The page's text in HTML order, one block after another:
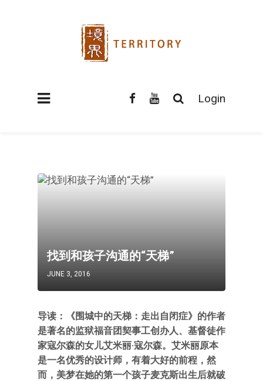
Login
找到和孩子沟通的“天梯”
JUNE 3, 2016
导读：《围城中的天梯：走出自闭症》的作者
是著名的监狱福音团契事工创办人、基督徒作
家寇尔森的女儿艾米丽·寇尔森。艾米丽原本
是一名优秀的设计师，有着大好的前程，然
而，美梦在她的第一个孩子麦克斯出生后就破